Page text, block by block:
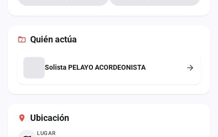
Ubicación
LUGAR
Quién actúa
Solista PELAYO ACORDEONISTA